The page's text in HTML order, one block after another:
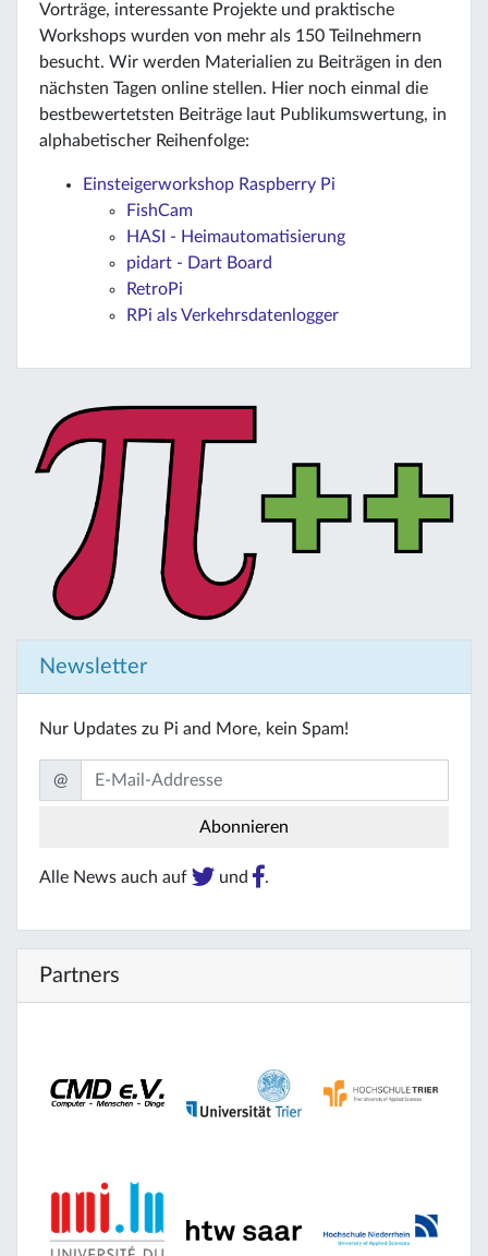
Vorträge, interessante Projekte und praktische
Workshops wurden von mehr als 150 Teilnehmern
besucht. Wir werden Materialien zu Beiträgen in den
nächsten Tagen online stellen. Hier noch einmal die
bestbewertetsten Beiträge laut Publikumswertung, in
alphabetischer Reihenfolge:
Einsteigerworkshop Raspberry Pi
FishCam
HASI - Heimautomatisierung
pidart - Dart Board
RetroPi
RPi als Verkehrsdatenlogger
Newsletter
Nur Updates zu Pi and More, kein Spam!
@
Alle News auch auf und .
Partners